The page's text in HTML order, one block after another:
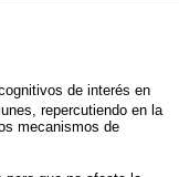
de interés en
repercutiendo en la
mecanismos de